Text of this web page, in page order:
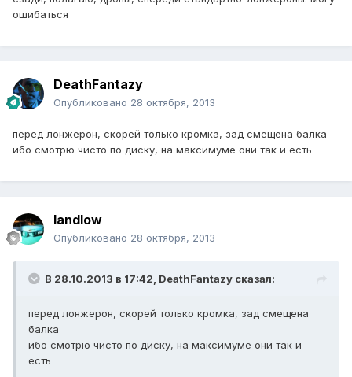
ошибаться
DeathFantazy
Опубликовано 28 октября, 2013
перед лонжерон, скорей только кромка, зад смещена балка
ибо смотрю чисто по диску, на максимуме они так и есть
landlow
Опубликовано 28 октября, 2013
В 28.10.2013 в 17:42, DeathFantazy сказал:
перед лонжерон, скорей только кромка, зад смещена
балка
ибо смотрю чисто по диску, на максимуме они так и
есть